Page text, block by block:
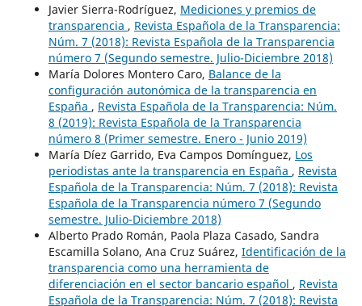
Javier Sierra-Rodríguez, Mediciones y premios de
transparencia , Revista Española de la Transparencia:
Núm. 7 (2018): Revista Española de la Transparencia
número 7 (Segundo semestre. Julio-Diciembre 2018)
María Dolores Montero Caro, Balance de la
configuración autonómica de la transparencia en
España , Revista Española de la Transparencia: Núm.
8 (2019): Revista Española de la Transparencia
número 8 (Primer semestre. Enero - Junio 2019)
María Díez Garrido, Eva Campos Domínguez, Los
periodistas ante la transparencia en España , Revista
Española de la Transparencia: Núm. 7 (2018): Revista
Española de la Transparencia número 7 (Segundo
semestre. Julio-Diciembre 2018)
Alberto Prado Román, Paola Plaza Casado, Sandra
Escamilla Solano, Ana Cruz Suárez, Identificación de la
transparencia como una herramienta de
diferenciación en el sector bancario español , Revista
Española de la Transparencia: Núm. 7 (2018): Revista